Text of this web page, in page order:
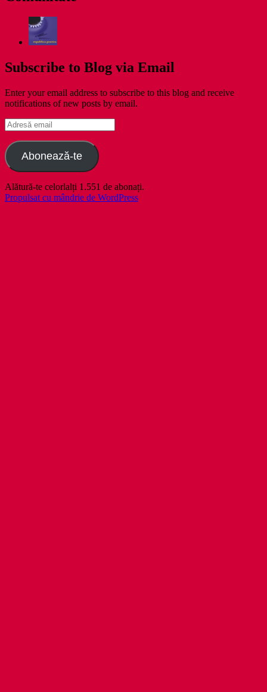
Subscribe to Blog via Email
Enter your email address to subscribe to this blog and receive
notifications of new posts by email.
Adresă
email
Abonează-te
Alătură-te celorlalți 1.551 de abonați.
Propulsat cu mândrie de WordPress